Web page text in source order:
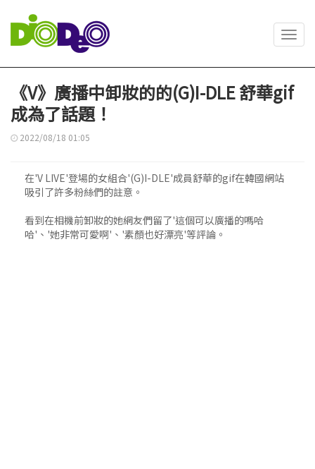
《V》廣播中卸妝的的(G)I-DLE 舒華gif
成為了話題！
2022/08/18 01:05
在'V LIVE'登場的女組合'(G)I-DLE'成員舒華的gif在韓國網站
吸引了許多粉絲們的註意。
看到在相機前卸妝的她網友們留了'這個可以廣播的嗎哈
哈'、'她非常可愛啊'、'素顏也好漂亮'等評論。